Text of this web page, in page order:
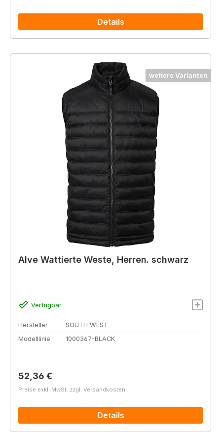
Details
weitere Varianten
Alve Wattierte Weste, Herren. schwarz
Verfügbar
Hersteller
SOUTH WEST
Modelllinie
1000367-BLACK
Regulärer Preis:
52,36 €
Preise exkl. MwSt. zzgl. Versandkosten
Details